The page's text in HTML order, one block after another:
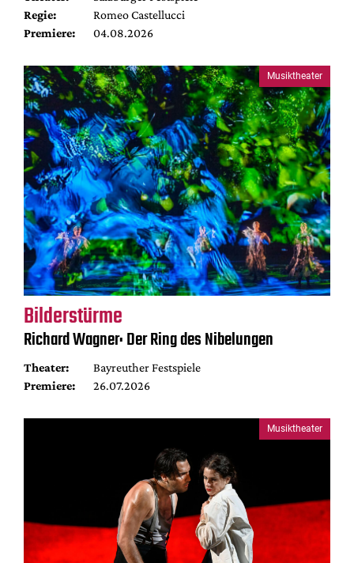
Regie:
Romeo Castellucci
Premiere:
04.08.2026
Musiktheater
Bilderstürme
Richard Wagner: Der Ring des Nibelungen
Theater:
Bayreuther Festspiele
Premiere:
26.07.2026
Musiktheater